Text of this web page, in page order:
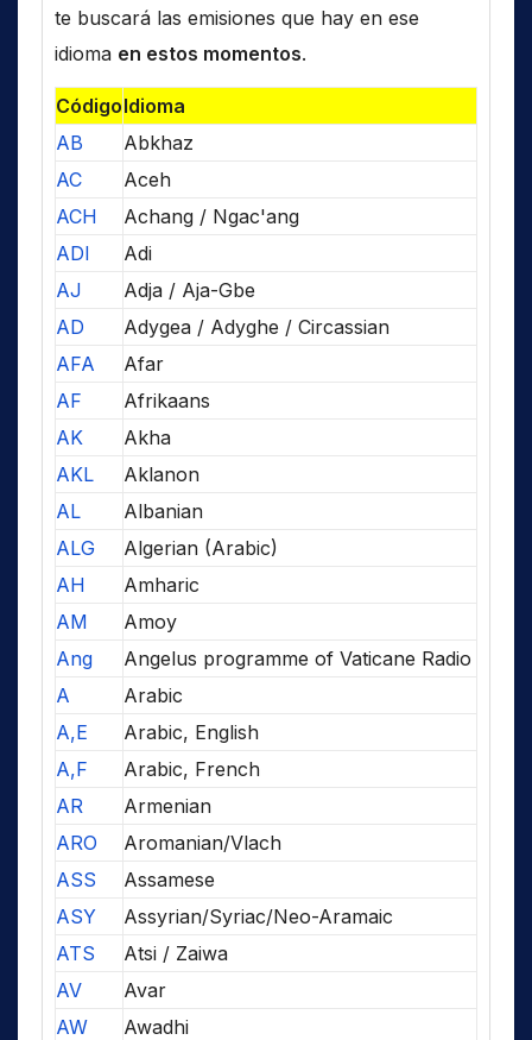
te buscará las emisiones que hay en ese
idioma en estos momentos.
CódigoIdioma
AB
Abkhaz
AC
Aceh
ACH
Achang / Ngac'ang
ADI
Adi
AJ
Adja / Aja-Gbe
AD
Adygea / Adyghe / Circassian
AFA
Afar
AF
Afrikaans
AK
Akha
AKL
Aklanon
AL
Albanian
ALG
Algerian (Arabic)
AH
Amharic
AM
Amoy
Ang
Angelus programme of Vaticane Radio
A
Arabic
A,E
Arabic, English
A,F
Arabic, French
AR
Armenian
ARO
Aromanian/Vlach
ASS
Assamese
ASY
Assyrian/Syriac/Neo-Aramaic
ATS
Atsi / Zaiwa
AV
Avar
AW
Awadhi